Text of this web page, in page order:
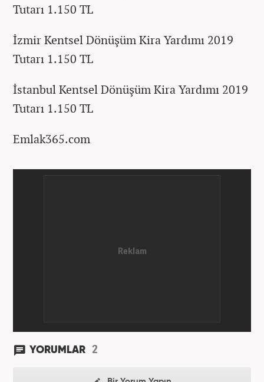
Tutarı 1.150 TL
İzmir Kentsel Dönüşüm Kira Yardımı 2019
Tutarı 1.150 TL
İstanbul Kentsel Dönüşüm Kira Yardımı 2019
Tutarı 1.150 TL
Emlak365.com
YORUMLAR 2